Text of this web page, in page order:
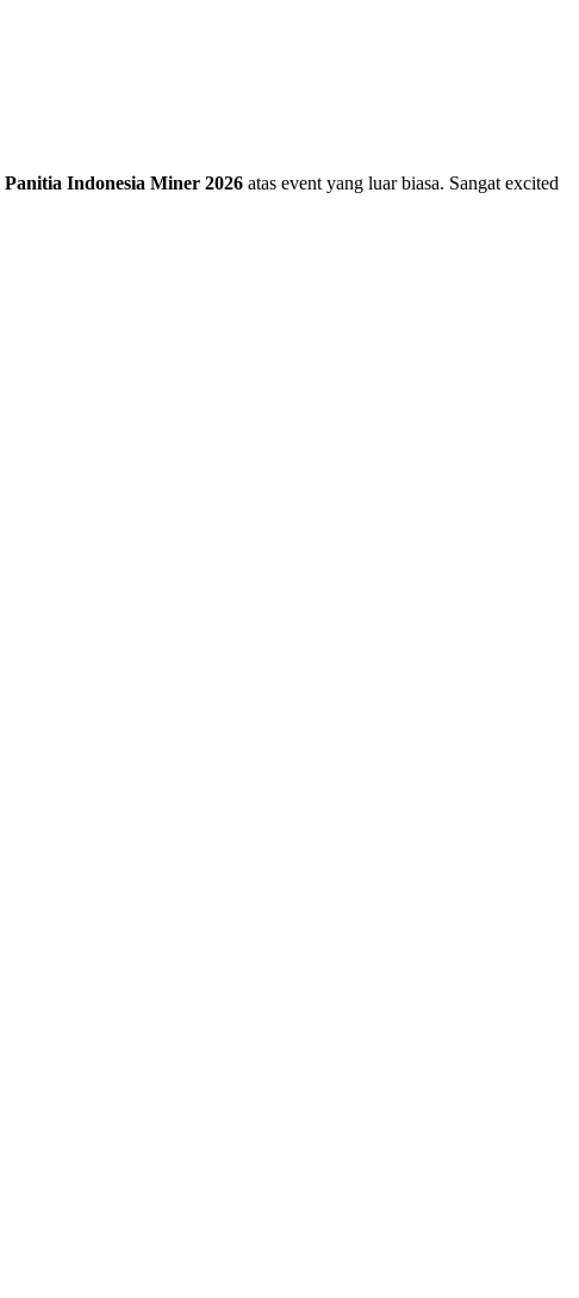
Panitia Indonesia Miner 2026 atas event yang luar biasa. Sangat excited